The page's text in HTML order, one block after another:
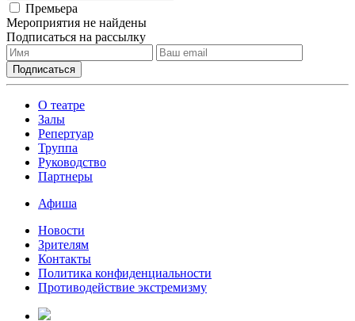
Премьера
Мероприятия не найдены
Подписаться на рассылку
О театре
Залы
Репертуар
Труппа
Руководство
Партнеры
Афиша
Новости
Зрителям
Контакты
Политика конфиденциальности
Противодействие экстремизму